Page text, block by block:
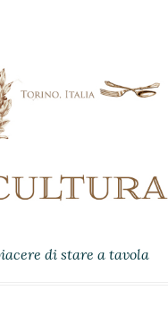
di stare a tavola